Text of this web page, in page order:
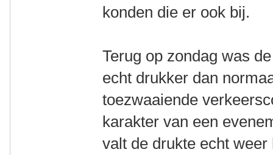
konden die er ook bij.
Terug op zondag was
echt drukker dan
toezwaaiende
karakter van een
valt de drukte echt